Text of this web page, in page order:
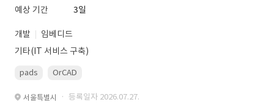
예상 기간
3일
개발
임베디드
기타(IT 서비스 구축)
pads OrCAD
서울특별시 · 등록일자 2026.07.27.